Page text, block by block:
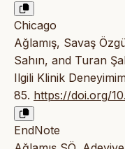
Chicago
Ağlamış, Savaş
Sahın, and Turan
Ilgili Klinik
85. https://doi.org/
EndNote